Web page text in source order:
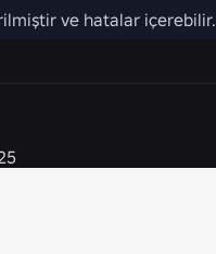
ve hatalar içerebilir.